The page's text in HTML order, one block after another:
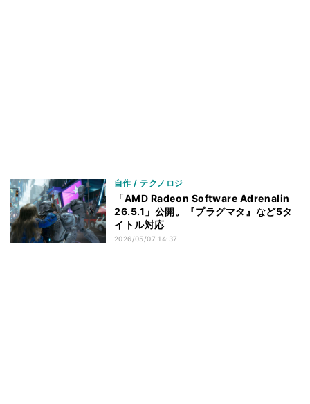
自作 / テクノロジ
「AMD Radeon Software Adrenalin
26.5.1」公開。『プラグマタ』など5タ
イトル対応
2026/05/07 14:37